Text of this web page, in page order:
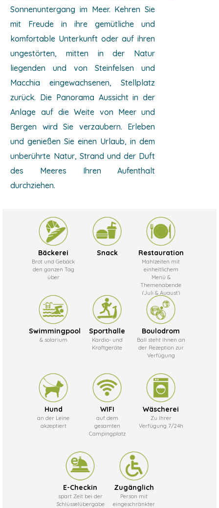
Sonnenuntergang im Meer. Kehren Sie
mit Freude in ihre gemütliche und
komfortable Unterkunft oder auf ihren
ungestörten, mitten in der Natur
liegenden und von Steinfelsen und
Macchia eingewachsenen, Stellplatz
zurück. Die Panorama Aussicht in der
Anlage auf die Weite von Meer und
Bergen wird Sie verzaubern. Erleben
und genießen Sie einen Urlaub, in dem
unberührte Natur, Strand und der Duft
des Meeres Ihren Aufenthalt
durchziehen.
Bäckerei
Brot und Gebäck
den ganzen Tag
über
Snack Restauration
Mahlzeiten mit
einheitlichem
Menü &
Themenabende
(Juli & August)
Swimmingpool
& solarium
Sporthalle
Kardio- und
Kraftgeräte
Boulodrom
Ball steht Ihnen an
der Rezeption zur
Verfügung
Hund
an der Leine
akzeptiert
WIFI
auf dem
gesamten
Campingplatz
Wäscherei
Zu Ihrer
Verfügung 7/24h
E-Checkin
spart Zeit bei der
Schlüsselübergabe
Zugänglich
Person mit
eingeschränkter